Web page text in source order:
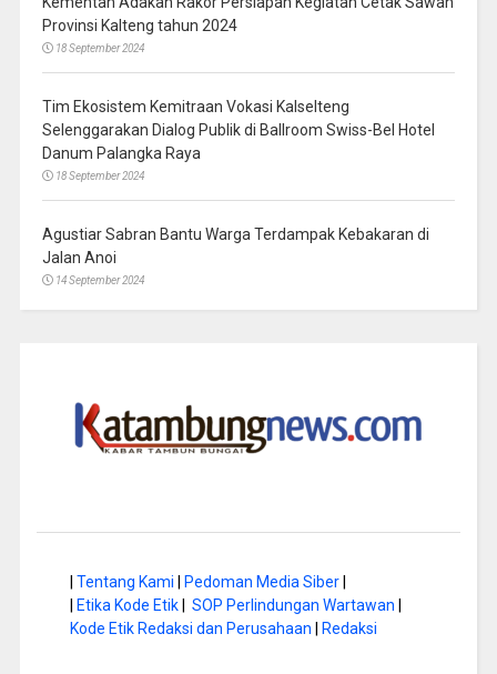
Provinsi Kalteng tahun 2024
18 September 2024
Tim Ekosistem Kemitraan Vokasi Kalselteng
Selenggarakan Dialog Publik di Ballroom Swiss-Bel Hotel
Danum Palangka Raya
18 September 2024
Agustiar Sabran Bantu Warga Terdampak Kebakaran di
Jalan Anoi
14 September 2024
Tentang Kami Pedoman Media Siber|
Etika Kode Etik| SOP Perlindungan Wartawan
Kode Etik Redaksi dan Perusahaan
Redaksi